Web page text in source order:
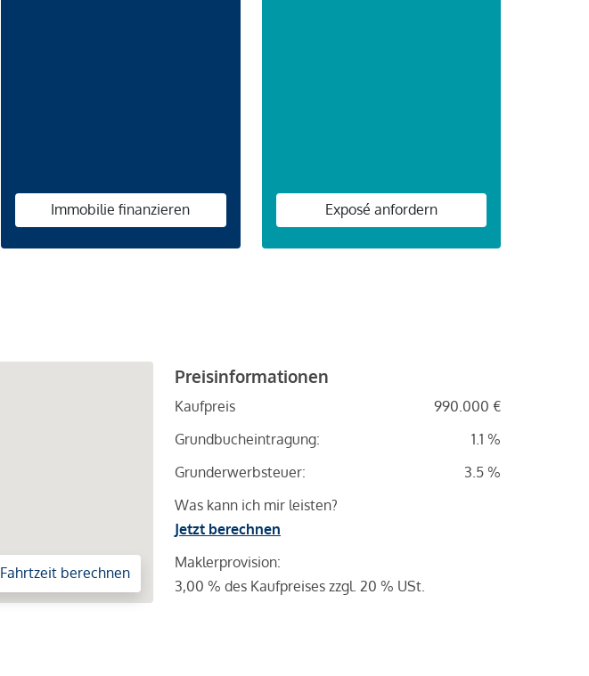
Immobilie finanzieren Exposé anfordern
Fahrtzeit berechnen
Preisinformationen
Kaufpreis
990.000 €
Grundbucheintragung:
1.1 %
Grunderwerbsteuer:
3.5 %
Was kann ich mir leisten?
Jetzt berechnen
Maklerprovision:
3,00 % des Kaufpreises zzgl. 20 % USt.